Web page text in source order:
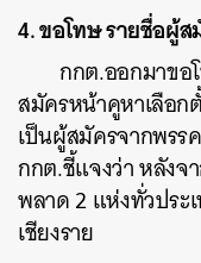
4. ขอโทษ รายชื่อผู้
กกต.ออกมาข
สมัครหน้าคูหาเลือ
เป็นผู้สมัครจากพรร
กกต.ชี้แจงว่า หลัง
พลาด 2 แห่งทั่วประ
เชียงราย